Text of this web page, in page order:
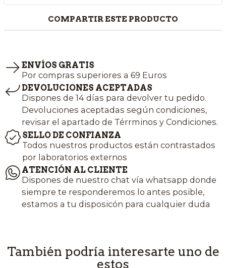
COMPARTIR ESTE PRODUCTO
ENVÍOS GRATIS
Por compras superiores a 69 Euros
DEVOLUCIONES ACEPTADAS
Dispones de 14 días para devolver tu pedido.
Devoluciones aceptadas según condiciones,
revisar el apartado de Térrminos y Condiciones.
SELLO DE CONFIANZA
Todos nuestros productos están contrastados
por laboratorios externos
ATENCIÓN AL CLIENTE
Dispones de nuestro chat vía whatsapp donde
siempre te responderemos lo antes posible,
estamos a tu disposicón para cualquier duda
También podría interesarte uno de
estos